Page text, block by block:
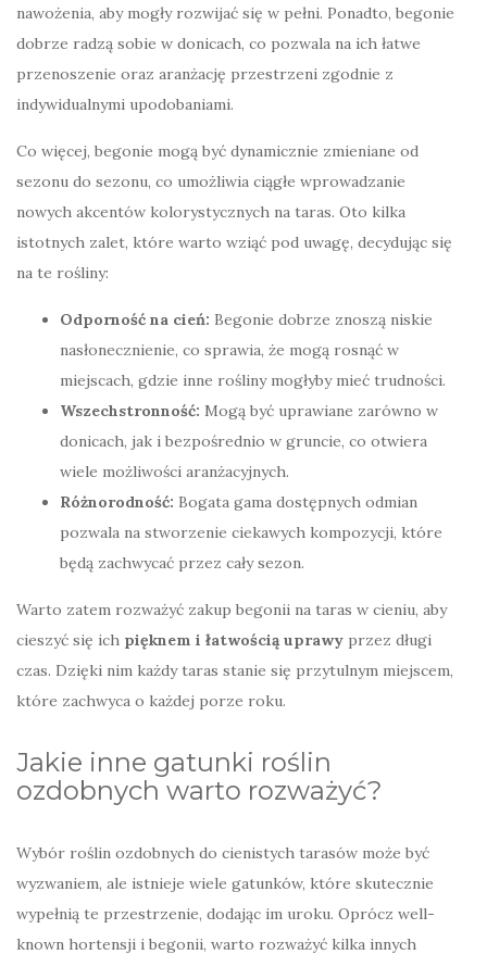
nawożenia, aby mogły rozwijać się w pełni. Ponadto, begonie
dobrze radzą sobie w donicach, co pozwala na ich łatwe
przenoszenie oraz aranżację przestrzeni zgodnie z
indywidualnymi upodobaniami.
Co więcej, begonie mogą być dynamicznie zmieniane od
sezonu do sezonu, co umożliwia ciągłe wprowadzanie
nowych akcentów kolorystycznych na taras. Oto kilka
istotnych zalet, które warto wziąć pod uwagę, decydując się
na te rośliny:
Odporność na cień: Begonie dobrze znoszą niskie
nasłonecznienie, co sprawia, że mogą rosnąć w
miejscach, gdzie inne rośliny mogłyby mieć trudności.
Wszechstronność: Mogą być uprawiane zarówno w
donicach, jak i bezpośrednio w gruncie, co otwiera
wiele możliwości aranżacyjnych.
Różnorodność: Bogata gama dostępnych odmian
pozwala na stworzenie ciekawych kompozycji, które
będą zachwycać przez cały sezon.
Warto zatem rozważyć zakup begonii na taras w cieniu, aby
cieszyć się ich pięknem i łatwością uprawy przez długi
czas. Dzięki nim każdy taras stanie się przytulnym miejscem,
które zachwyca o każdej porze roku.
Jakie inne gatunki roślin
ozdobnych warto rozważyć?
Wybór roślin ozdobnych do cienistych tarasów może być
wyzwaniem, ale istnieje wiele gatunków, które skutecznie
wypełnią te przestrzenie, dodając im uroku. Oprócz well-
known hortensji i begonii, warto rozważyć kilka innych